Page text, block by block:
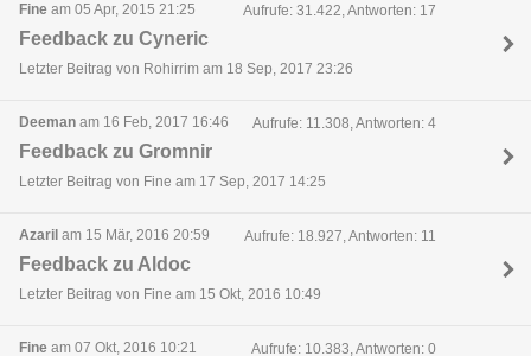
Fine am 05 Apr, 2015 21:25 Aufrufe: 31.422, Antworten: 17
Feedback zu Cyneric
Letzter Beitrag von Rohirrim am 18 Sep, 2017 23:26
Deeman am 16 Feb, 2017 16:46 Aufrufe: 11.308, Antworten: 4
Feedback zu Gromnir
Letzter Beitrag von Fine am 17 Sep, 2017 14:25
Azaril am 15 Mär, 2016 20:59 Aufrufe: 18.927, Antworten: 11
Feedback zu Aldoc
Letzter Beitrag von Fine am 15 Okt, 2016 10:49
Fine am 07 Okt, 2016 10:21 Aufrufe: 10.383, Antworten: 0